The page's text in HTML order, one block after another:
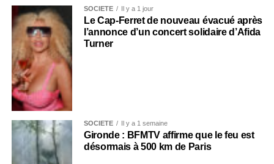
SOCIÉTÉ Il y a 1 jour
Le Cap-Ferret de nouveau évacué après
l’annonce d’un concert solidaire d’Afida
Turner
SOCIÉTÉ Il y a 1 semaine
Gironde : BFMTV affirme que le feu est
désormais à 500 km de Paris